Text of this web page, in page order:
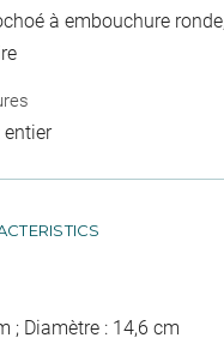
à embouchure
entier
; Diamètre : 14,6 cm